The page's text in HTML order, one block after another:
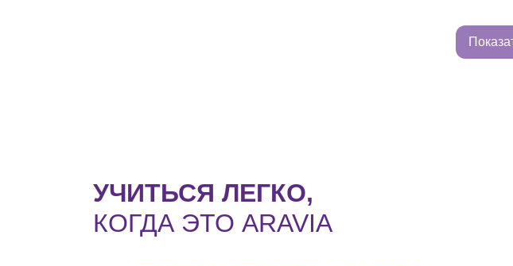
УЧИТЬСЯ ЛЕГКО,
КОГДА ЭТО ARAVIA